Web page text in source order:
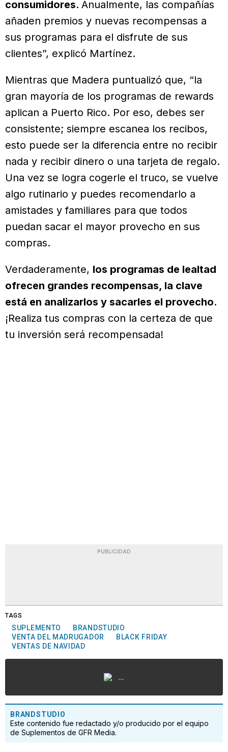
consumidores. Anualmente, las compañías
añaden premios y nuevas recompensas a
sus programas para el disfrute de sus
clientes”, explicó Martínez.
Mientras que Madera puntualizó que, “la
gran mayoría de los programas de rewards
aplican a Puerto Rico. Por eso, debes ser
consistente; siempre escanea los recibos,
esto puede ser la diferencia entre no recibir
nada y recibir dinero o una tarjeta de regalo.
Una vez se logra cogerle el truco, se vuelve
algo rutinario y puedes recomendarlo a
amistades y familiares para que todos
puedan sacar el mayor provecho en sus
compras.
Verdaderamente, los programas de lealtad
ofrecen grandes recompensas, la clave
está en analizarlos y sacarles el provecho.
¡Realiza tus compras con la certeza de que
tu inversión será recompensada!
PUBLICIDAD
TAGS
SUPLEMENTO
BRANDSTUDIO
VENTA DEL MADRUGADOR
BLACK FRIDAY
VENTAS DE NAVIDAD
...
BRANDSTUDIO
Este contenido fue redactado y/o producido por el equipo
de Suplementos de GFR Media.